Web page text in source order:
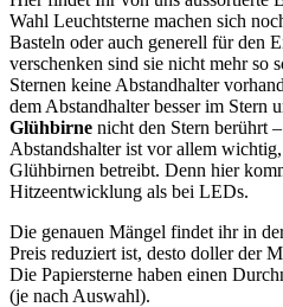
Wahl Leuchtsterne machen sich
Basteln oder auch generell für den
verschenken sind sie nicht mehr so
Sternen keine Abstandhalter
dem Abstandhalter besser im Stern
Glühbirne nicht den Stern berührt
Abstandshalter ist vor allem
Glühbirnen betreibt. Denn hier
Hitzeentwicklung als bei LEDs.
Die genauen Mängel findet ihr in
Preis reduziert ist, desto doller der
Die Papiersterne haben einen
(je nach Auswahl).